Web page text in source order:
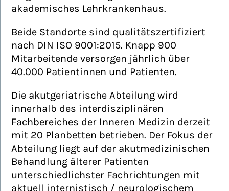
akademisches Lehrkrankenhaus.
Beide Standorte sind qualitätszertifiziert
nach DIN ISO 9001:2015. Knapp 900
Mitarbeitende versorgen jährlich über
40.000 Patientinnen und Patienten.
Die akutgeriatrische Abteilung wird
innerhalb des interdisziplinären
Fachbereiches der Inneren Medizin derzeit
mit 20 Planbetten betrieben. Der Fokus der
Abteilung liegt auf der akutmedizinischen
Behandlung älterer Patienten
unterschiedlichster Fachrichtungen mit
aktuell internistisch / neurologischem